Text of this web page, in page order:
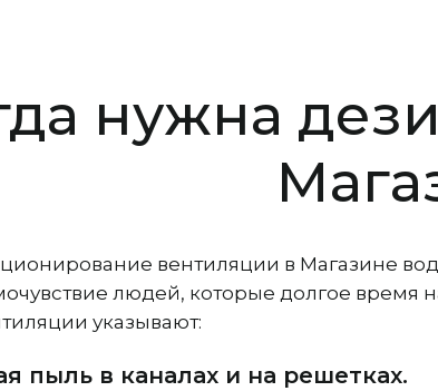
нужна
вентиляции в Магазине
людей, которые долгое время
указывают:
пыль в каналах и на решетках.